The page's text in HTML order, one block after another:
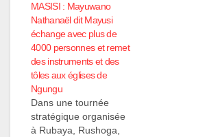
notable Mayuwano
Karafulu Nathanaël,
accompagné de deux
membres du front des
jeunes pour le
développement et la
question électorale de
masisi ont été accueillis
dans…
MASISI : Mayuwano
Nathanaël dit Mayusi
échange avec plus de
4000 personnes et remet
des instruments et des
tôles aux églises de
Ngungu
Dans une tournée
stratégique organisée
à Rubaya, Rushoga,